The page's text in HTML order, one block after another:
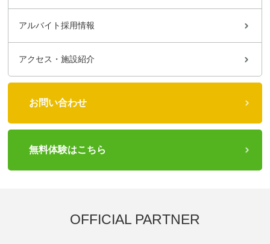
アルバイト採用情報
アクセス・施設紹介
お問い合わせ
無料体験はこちら
OFFICIAL PARTNER